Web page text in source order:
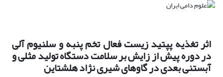
اثر تغذیه پپتید زیست فعال تخم پنبه و سلنیوم آلی
در دوره پیش از زایش بر سلامت دستگاه تولید مثلی و
آبستنی بعدی در گاوهای شیری نژاد هلشتاین